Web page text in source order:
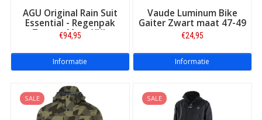
AGU Original Rain Suit
Essential - Regenpak
Zwart - Maat XXL
€94,95
Informatie
Vaude Luminum Bike
Gaiter Zwart maat 47-49
€24,95
Informatie
SALE SALE